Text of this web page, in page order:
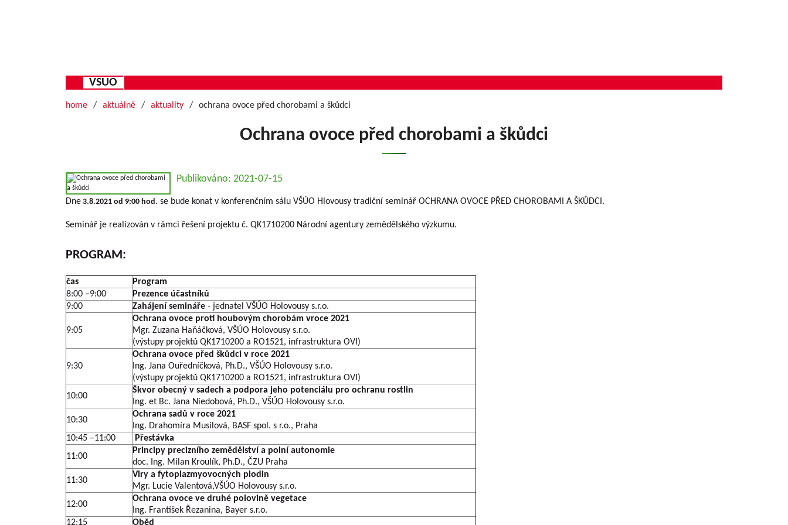
VSUO
home aktuálně aktuality ochrana ovoce před chorobami a škůdci
Ochrana ovoce před chorobami a škůdci
Publikováno: 2021-07-15
Dne 3.8.2021 od 9:00 hod. se bude konat v konferenčním sálu VŠÚO Hlovousy tradiční seminář OCHRANA OVOCE PŘED CHOROBAMI A ŠKŮDCI.
Seminář je realizován v rámci řešení projektu č. QK1710200 Národní agentury zemědělského výzkumu.
PROGRAM:
čas
Program
8:00 –9:00
Prezence účastníků
9:00
Zahájení semináře - jednatel VŠÚO Holovousy s.r.o.
9:05
Ochrana ovoce proti houbovým chorobám vroce 2021
Mgr. Zuzana Haňáčková, VŠÚO Holovousy s.r.o.
(výstupy projektů QK1710200 a RO1521, infrastruktura OVI)
9:30
Ochrana ovoce před škůdci v roce 2021
Ing. Jana Ouředníčková, Ph.D., VŠÚO Holovousy s.r.o.
(výstupy projektů QK1710200 a RO1521, infrastruktura OVI)
10:00
Škvor obecný v sadech a podpora jeho potenciálu pro ochranu rostlin
Ing. et Bc. Jana Niedobová, Ph.D., VŠÚO Holovousy s.r.o.
10:30
Ochrana sadů v roce 2021
Ing. Drahomíra Musilová, BASF spol. s r.o., Praha
10:45 –11:00
Přestávka
11:00
Principy precizního zemědělství a polní autonomie
doc. Ing. Milan Kroulík, Ph.D., ČZU Praha
11:30
Viry a fytoplazmyovocných plodin
Mgr. Lucie Valentová,VŠÚO Holovousy s.r.o.
12:00
Ochrana ovoce ve druhé polovině vegetace
Ing. František Řezanina, Bayer s.r.o.
12:15
Oběd